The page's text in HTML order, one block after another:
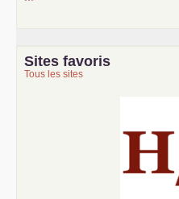
Sites favoris
Tous les sites